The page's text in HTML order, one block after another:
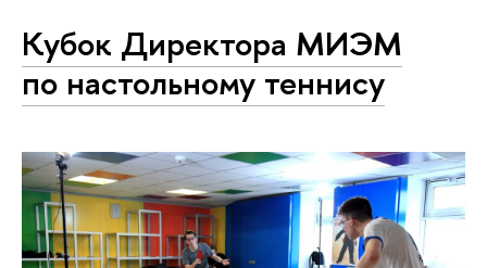
Кубок Директора МИЭМ
по настольному теннису